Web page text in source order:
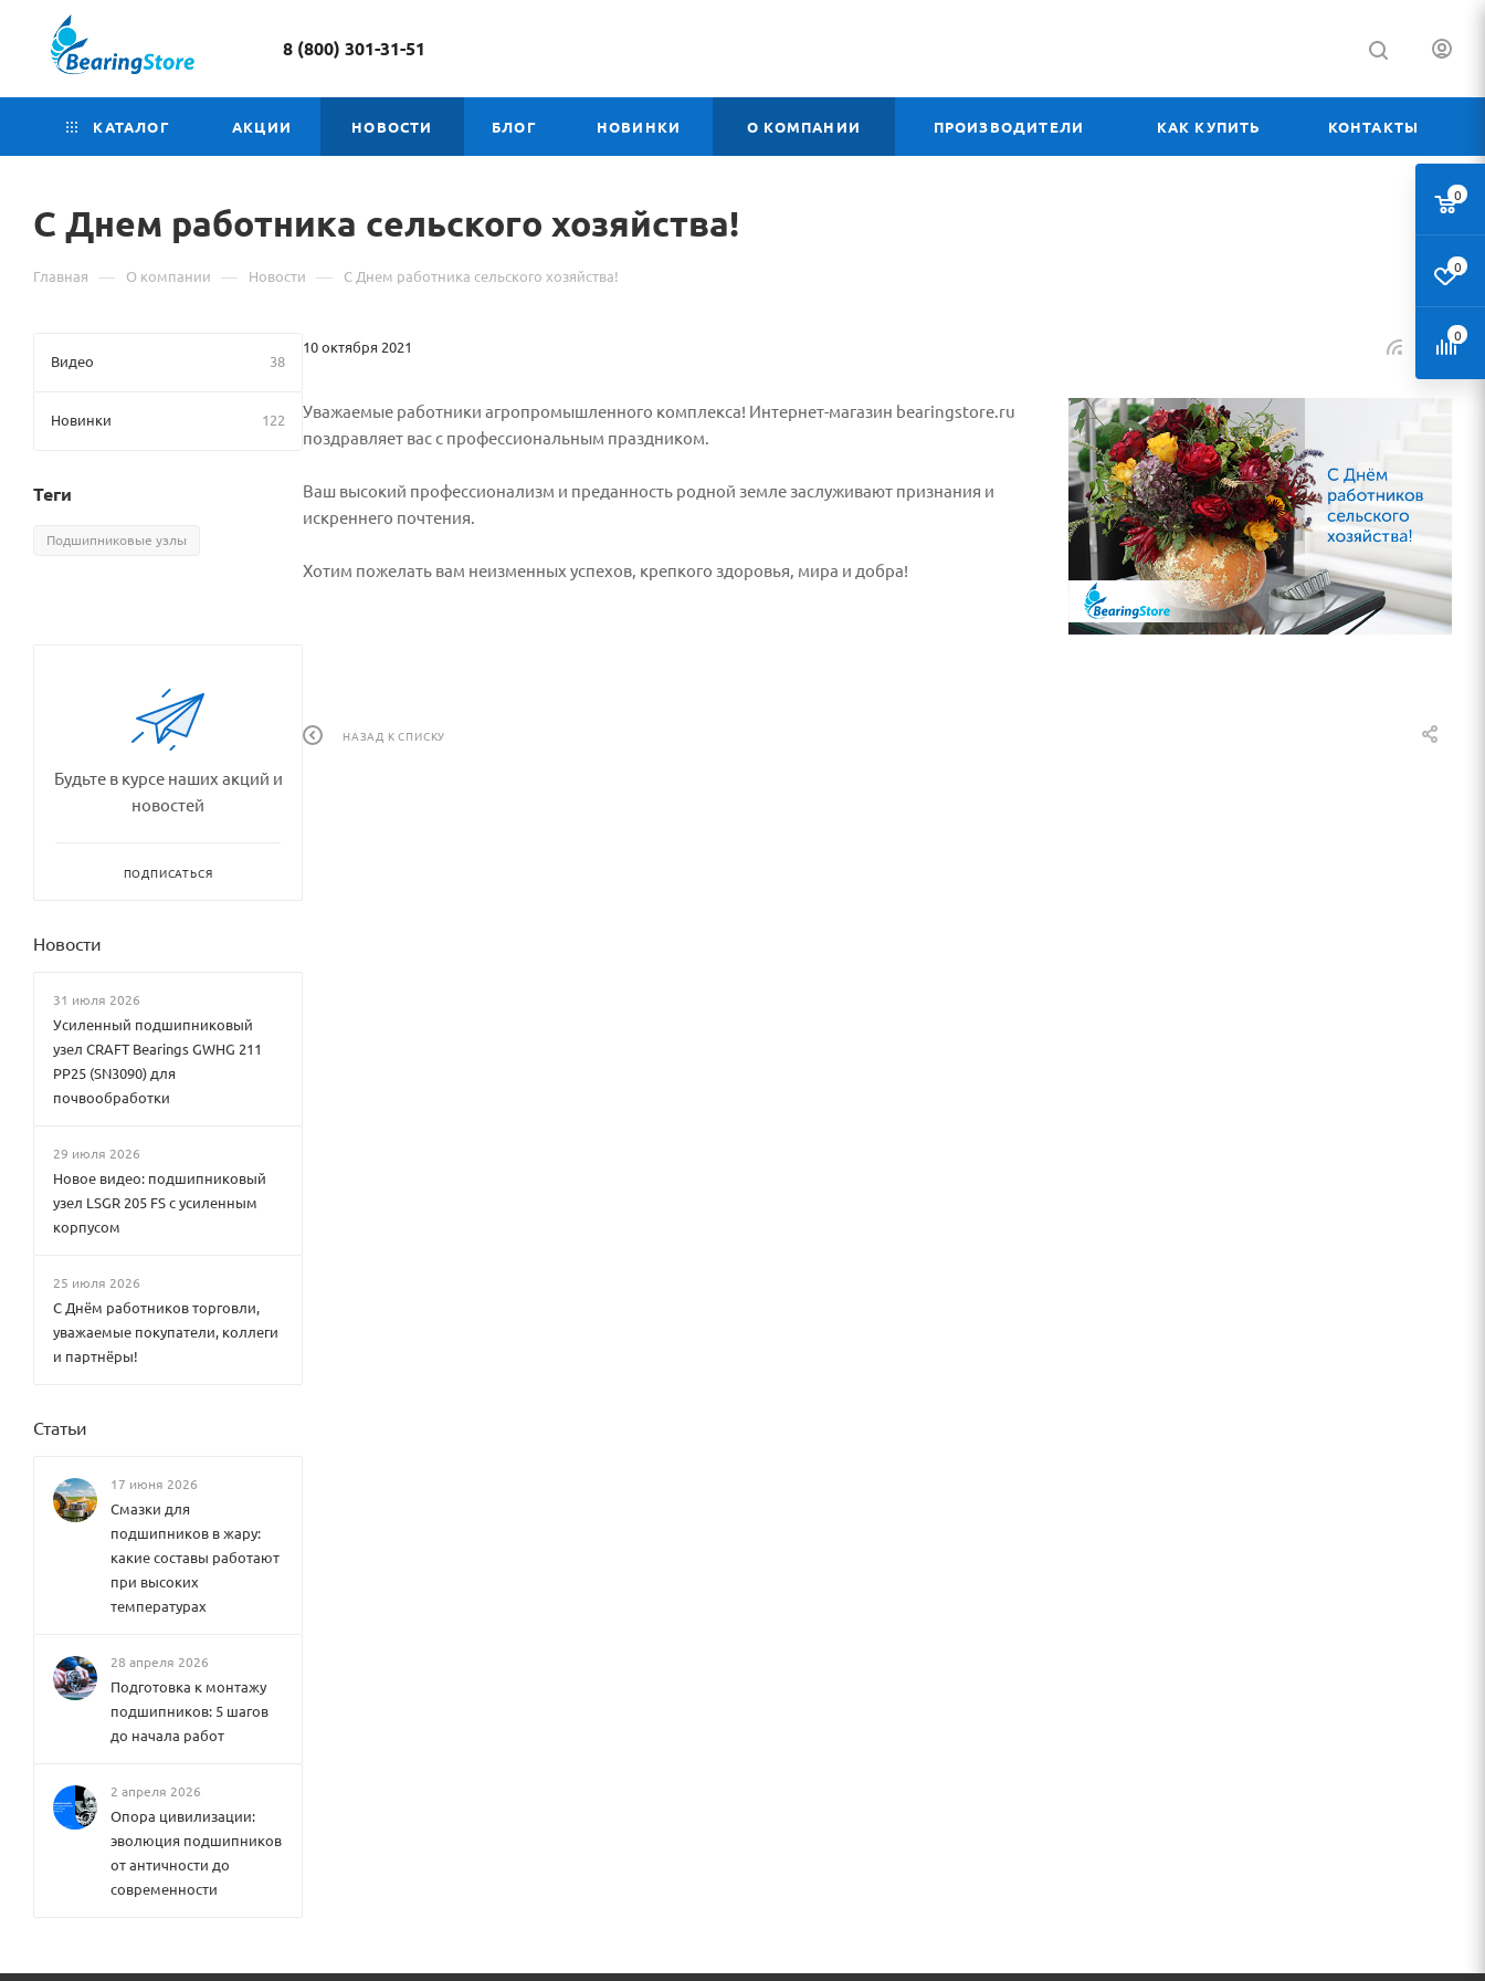
8 (800) 301-31-51
КАТАЛОГ АКЦИИ НОВОСТИ БЛОГ НОВИНКИ О КОМПАНИИ ПРОИЗВОДИТЕЛИ КАК КУПИТЬ КОНТАКТЫ
С Днем работника сельского хозяйства!
Главная — О компании — Новости — С Днем работника сельского хозяйства!
10 октября 2021
Уважаемые работники агропромышленного комплекса! Интернет-магазин bearingstore.ru
поздравляет вас с профессиональным праздником.
Ваш высокий профессионализм и преданность родной земле заслуживают признания и
искреннего почтения.
Хотим пожелать вам неизменных успехов, крепкого здоровья, мира и добра!
НАЗАД К СПИСКУ
Видео 38
Новинки 122
Теги
Подшипниковые узлы
Будьте в курсе наших акций и
новостей
ПОДПИСАТЬСЯ
Новости
31 июля 2026
Усиленный подшипниковый
узел CRAFT Bearings GWHG 211
PP25 (SN3090) для
почвообработки
29 июля 2026
Новое видео: подшипниковый
узел LSGR 205 FS с усиленным
корпусом
25 июля 2026
С Днём работников торговли,
уважаемые покупатели, коллеги
и партнёры!
Статьи
17 июня 2026
Смазки для
подшипников в жару:
какие составы работают
при высоких
температурах
28 апреля 2026
Подготовка к монтажу
подшипников: 5 шагов
до начала работ
2 апреля 2026
Опора цивилизации:
эволюция подшипников
от античности до
современности
0
0
0